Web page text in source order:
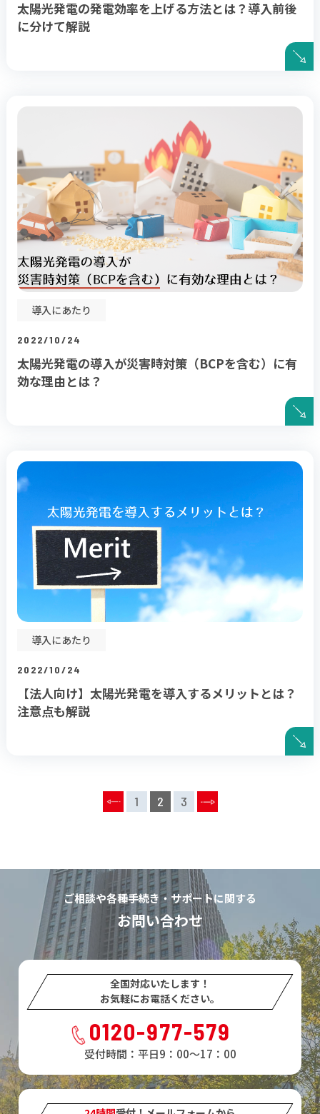
太陽光発電の発電効率を上げる方法とは？導入前後
に分けて解説
導入にあたり
2022/10/24
太陽光発電の導入が災害時対策（BCPを含む）に有
効な理由とは？
導入にあたり
2022/10/24
【法人向け】太陽光発電を導入するメリットとは？
注意点も解説
1 2 3
ご相談や各種手続き・サポートに関する
お問い合わせ
全国対応いたします！
お気軽にお電話ください。
0120-977-579
受付時間：平日9：00～17：00